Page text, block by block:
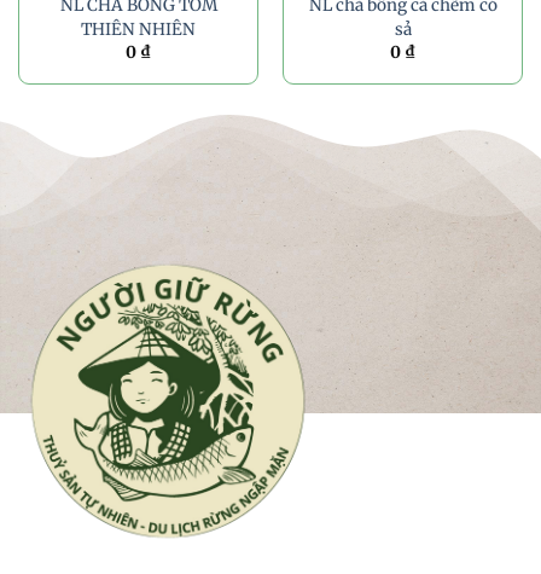
NL CHÀ BÔNG TÔM
THIÊN NHIÊN
0 ₫
NL chà bông cá chẽm có
sả
0 ₫